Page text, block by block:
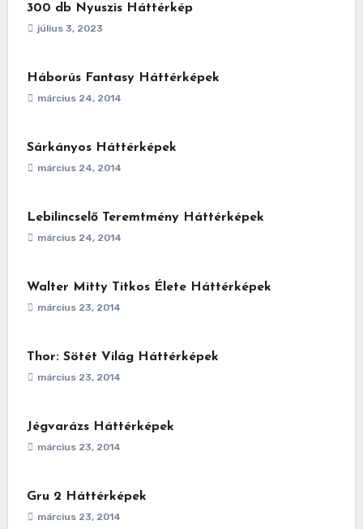
300 db Nyuszis Háttérkép
július 3, 2023
Háborús Fantasy Háttérképek
március 24, 2014
Sárkányos Háttérképek
március 24, 2014
Lebilincselő Teremtmény Háttérképek
március 24, 2014
Walter Mitty Titkos Élete Háttérképek
március 23, 2014
Thor: Sötét Világ Háttérképek
március 23, 2014
Jégvarázs Háttérképek
március 23, 2014
Gru 2 Háttérképek
március 23, 2014